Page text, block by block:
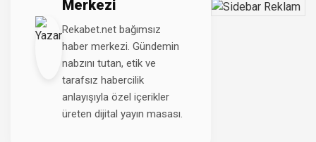
Merkezi
Rekabet.net bağımsız
haber merkezi. Gündemin
nabzını tutan, etik ve
tarafsız habercilik
anlayışıyla özel içerikler
üreten dijital yayın masası.